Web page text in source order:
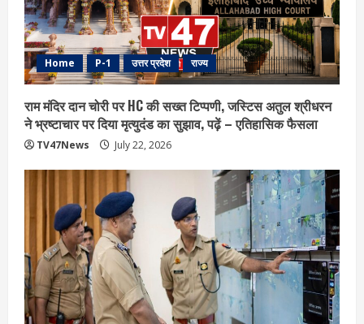
Home P-1 उत्तर प्रदेश राज्य
राम मंदिर दान चोरी पर HC की सख्त टिप्पणी, जस्टिस अतुल श्रीधरन
ने भ्रष्टाचार पर द‍िया मृत्युदंड का सुझाव, पढ़ें – एत‍िहास‍िक फैसला
TV47News July 22, 2026